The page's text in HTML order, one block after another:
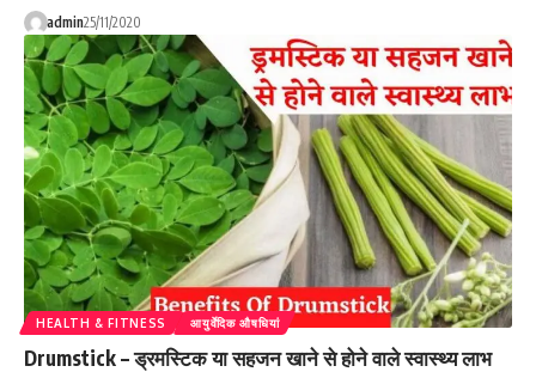
admin25/11/2020
HEALTH & FITNESS आयुर्वेदिक औषधियां
Drumstick – ड्रमस्टिक या सहजन खाने से होने वाले स्वास्थ्य लाभ